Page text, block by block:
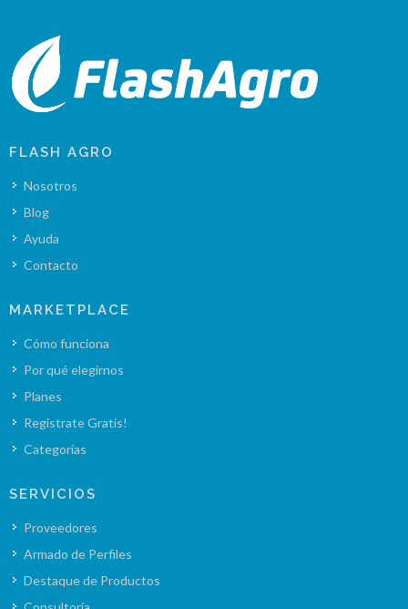
FLASH AGRO
Nosotros
Blog
Ayuda
Contacto
MARKETPLACE
Cómo funciona
Por qué elegirnos
Planes
Registrate Gratis!
Categorías
SERVICIOS
Proveedores
Armado de Perfiles
Destaque de Productos